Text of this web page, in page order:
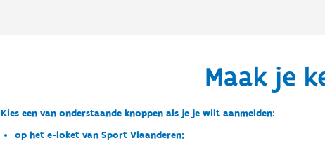
Maak je
Kies een van onderstaande knoppen als je je wilt aanmelden:
op het e-loket van Sport Vlaanderen;